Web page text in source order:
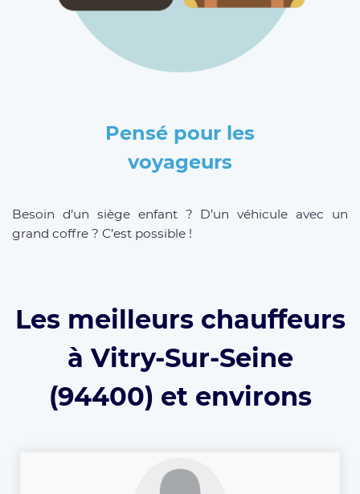
Pensé pour les
voyageurs
Besoin d’un siège enfant ? D’un véhicule avec un
grand coffre ? C’est possible !
Les meilleurs chauffeurs
à Vitry-Sur-Seine
(94400) et environs